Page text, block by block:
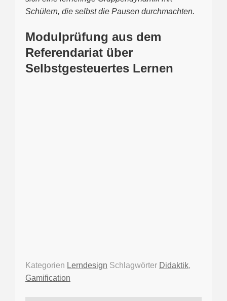
Schülern, die selbst die Pausen durchmachten.
Modulprüfung aus dem
Referendariat über
Selbstgesteuertes Lernen
Kategorien Lerndesign Schlagwörter Didaktik,
Gamification